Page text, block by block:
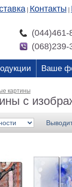
Контакты
(044)461-
(068)239-
Ваше
картины
с